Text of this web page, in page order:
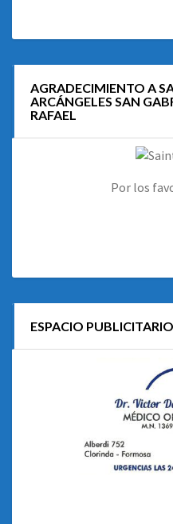
AGRADECIMIENTO A
ARCÁNGELES SAN
RAFAEL
Por los
ESPACIO PUBLICITARIO